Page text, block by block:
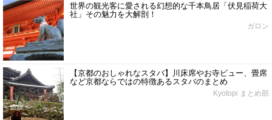
世界の観光客に愛される幻想的な千本鳥居「伏見稲荷大
社」その魅力を大解剖！
ガロン
【京都のおしゃれなスタバ】川床席やお寺ビュー、畳席
など京都ならではの特徴あるスタバのまとめ
Kyotopi まとめ部